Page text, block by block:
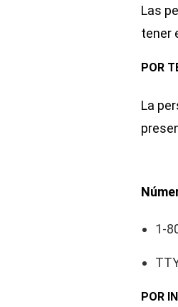
Las
tener
POR
La
1-
POR